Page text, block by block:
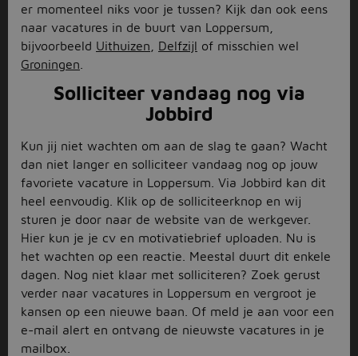
er momenteel niks voor je tussen? Kijk dan ook eens
naar vacatures in de buurt van Loppersum,
bijvoorbeeld Uithuizen Delfzijl of misschien wel
Groningen
Solliciteer vandaag nog via
Jobbird
Kun jij niet wachten om aan de slag te gaan? Wacht
dan niet langer en solliciteer vandaag nog op jouw
favoriete vacature in Loppersum. Via Jobbird kan dit
heel eenvoudig. Klik op de solliciteerknop en wij
sturen je door naar de website van de werkgever.
Hier kun je je cv en motivatiebrief uploaden. Nu is
het wachten op een reactie. Meestal duurt dit enkele
dagen. Nog niet klaar met solliciteren? Zoek gerust
verder naar vacatures in Loppersum en vergroot je
kansen op een nieuwe baan. Of meld je aan voor een
e-mail alert en ontvang de nieuwste vacatures in je
mailbox.